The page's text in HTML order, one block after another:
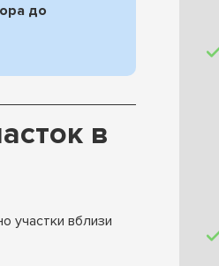
до
в
участки вблизи